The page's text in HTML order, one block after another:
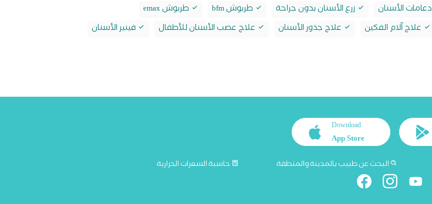
دعامات الأسنان زرع الأسنان بدون جراحة طربوش bfm
طربوش emax
علاج آلام الفكين علاج جذور الأسنان علاج عصب الأسنان للأطفال
فينير الأسنان
Download
App Store
البحث عن طبيب بالمدينة والمنطقة حاسبة السعرات الحرارية